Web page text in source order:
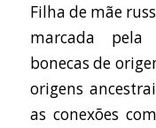
Filha de mãe
marcada pela
bonecas de
origens
as conexões